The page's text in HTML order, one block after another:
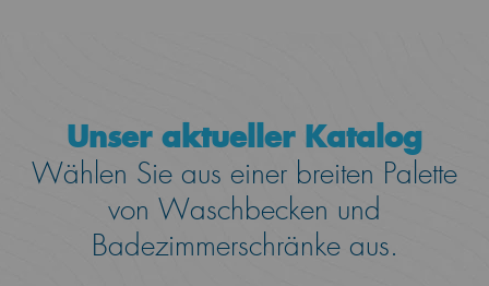
Unser aktueller Katalog
Wählen Sie aus einer breiten Palette
von Waschbecken und
Badezimmerschränke aus.